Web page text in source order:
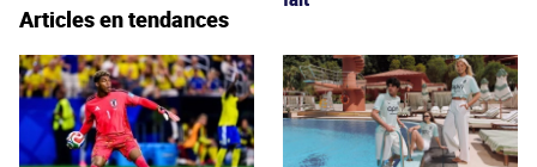
Articles en tendances